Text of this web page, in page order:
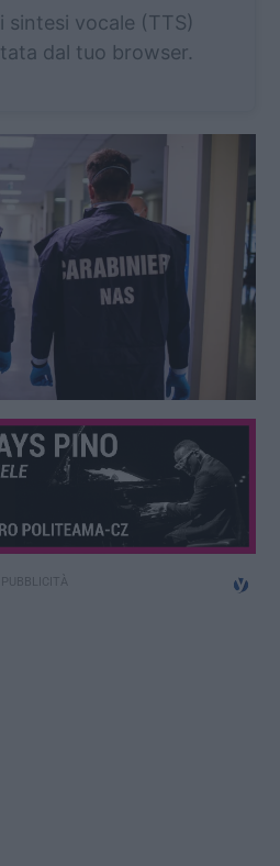
sintesi vocale (TTS)
dal tuo browser.